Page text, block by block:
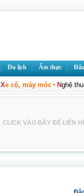
Du lịch Ẩm thực
Xe cộ, máy móc Nghệ
CLICK VÀO ĐÂY ĐỂ LIÊN